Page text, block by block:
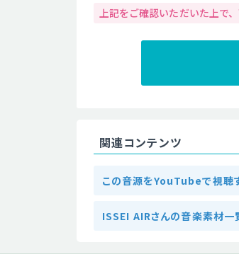
上記をご確認いただいた上で
関連コンテンツ
この音源をYouTubeで視聴
ISSEI AIRさんの音楽素材一